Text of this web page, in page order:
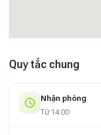
giới
Cốm Homestay Bản
chân giữa thiên
đẹp đẽ của miền núi.
và cảnh quan kỳ vĩ,
lần – trong hành
Quy tắc chung
Nhận phòng
Từ 14:00